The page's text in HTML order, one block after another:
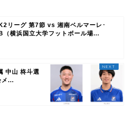
K2リーグ 第7節 vs 湘南ベルマーレ･
B（横浜国立大学フットボール場...
中山 柊斗選
メ...